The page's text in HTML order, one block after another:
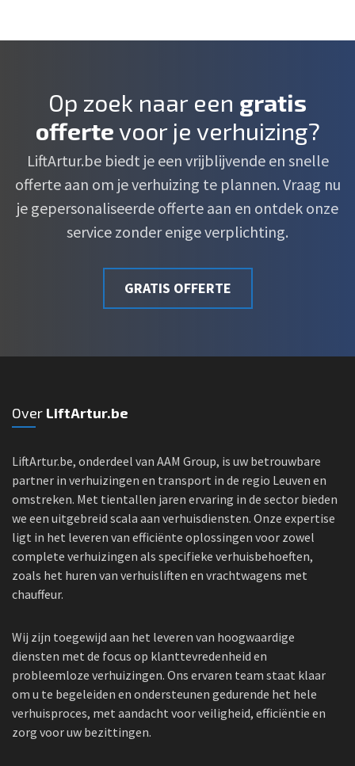
Op zoek naar een gratis
offertevoor je verhuizing?
LiftArtur.be biedt je een vrijblijvende en snelle
offerte aan om je verhuizing te plannen. Vraag nu
je gepersonaliseerde offerte aan en ontdek onze
service zonder enige verplichting.
GRATIS OFFERTE
Over LiftArtur.be
LiftArtur.be, onderdeel van AAM Group, is uw betrouwbare
partner in verhuizingen en transport in de regio Leuven en
omstreken. Met tientallen jaren ervaring in de sector bieden
we een uitgebreid scala aan verhuisdiensten. Onze expertise
ligt in het leveren van efficiënte oplossingen voor zowel
complete verhuizingen als specifieke verhuisbehoeften,
zoals het huren van verhuisliften en vrachtwagens met
chauffeur.
Wij zijn toegewijd aan het leveren van hoogwaardige
diensten met de focus op klanttevredenheid en
probleemloze verhuizingen. Ons ervaren team staat klaar
om u te begeleiden en ondersteunen gedurende het hele
verhuisproces, met aandacht voor veiligheid, efficiëntie en
zorg voor uw bezittingen.